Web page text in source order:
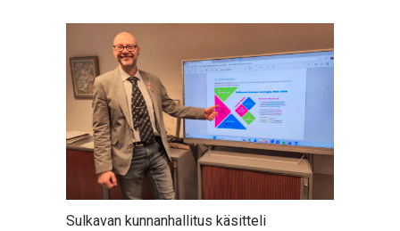
Sulkavan kunnanhallitus käsitteli